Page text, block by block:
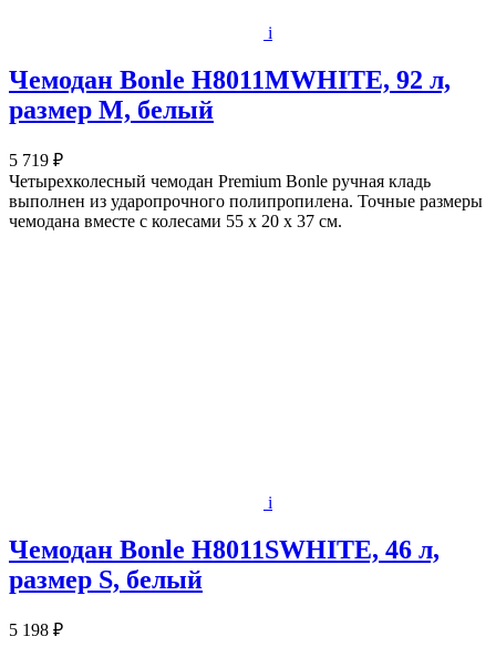
i
Чемодан Bonle H8011MWHITE, 92 л,
размер M, белый
5 719 ₽
Четырехколесный чемодан Premium Bonle ручная кладь
выполнен из ударопрочного полипропилена. Точные размеры
чемодана вместе с колесами 55 х 20 х 37 см.
i
Чемодан Bonle H8011SWHITE, 46 л,
размер S, белый
5 198 ₽